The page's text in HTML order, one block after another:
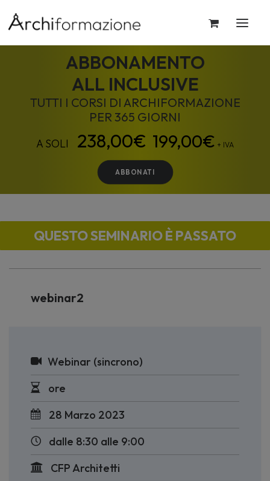
ABBONAMENTO
ALL INCLUSIVE
TUTTI I CORSI DI ARCHIFORMAZIONE
PER 365 GIORNI
199,00€ + IVA
ABBONATI
QUESTO SEMINARIO È PASSATO
webinar2
Webinar (sincrono)
ore
28 Marzo 2023
dalle 8:30 alle 9:00
CFP Architetti